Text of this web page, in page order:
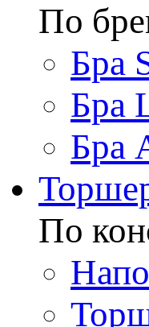
По
Бра
Бра
Бра
По